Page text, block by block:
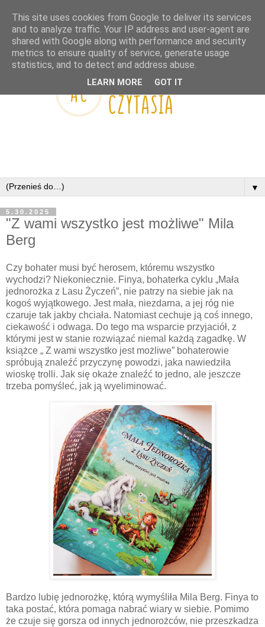
▼
5.30.2025
"Z wami wszystko jest możliwe" Mila
Berg
Czy bohater musi być herosem, któremu wszystko
wychodzi? Niekoniecznie. Finya, bohaterka cyklu „Mała
jednorożka z Lasu Życzeń”, nie patrzy na siebie jak na
kogoś wyjątkowego. Jest mała, niezdarna, a jej róg nie
czaruje tak jakby chciała. Natomiast cechuje ją coś innego,
ciekawość i odwaga. Do tego ma wsparcie przyjaciół, z
którymi jest w stanie rozwiązać niemal każdą zagadkę. W
książce „ Z wami wszystko jest możliwe” bohaterowie
spróbują znaleźć przyczynę powodzi, jaka nawiedziła
wioskę trolli. Jak się okaże znaleźć to jedno, ale jeszcze
trzeba pomyśleć, jak ją wyeliminować.
Bardzo lubię jednorożkę, którą wymyśliła Mila Berg. Finya to
taka postać, która pomaga nabrać wiary w siebie. Pomimo
że czuje się gorsza od innych jednorożców, nie przeszkadza
This site uses cookies from Google to deliver its services
and to analyze traffic. Your IP address and user-agent are
shared with Google along with performance and security
metrics to ensure quality of service, generate usage
statistics, and to detect and address abuse.
LEARN MORE GOT IT